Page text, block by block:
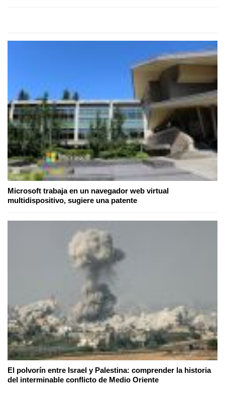
Microsoft trabaja en un navegador web virtual
multidispositivo, sugiere una patente
El polvorín entre Israel y Palestina: comprender la historia
del interminable conflicto de Medio Oriente